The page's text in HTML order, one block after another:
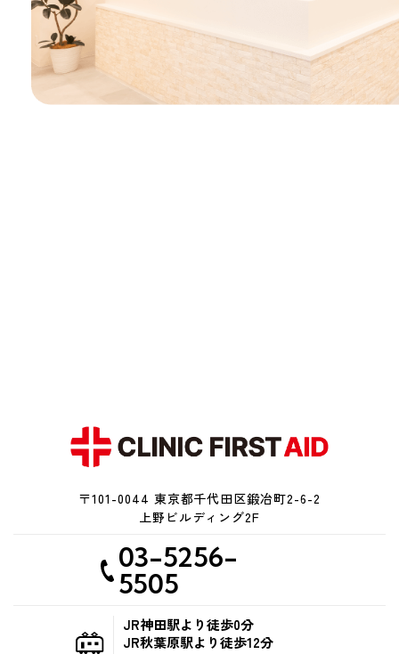
〒101-0044 東京都千代田区鍛冶町2-6-2
上野ビルディング2F
03-5256-
5505
JR神田駅より徒歩0分
JR秋葉原駅より徒歩12分